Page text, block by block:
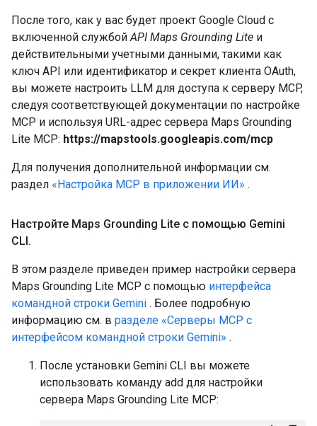
После того, как у вас будет проект Google Cloud с
включенной службойAPI Maps Grounding Lite и
действительными учетными данными, такими как
ключ API или идентификатор и секрет клиента OAuth,
вы можете настроить LLM для доступа к серверу MCP,
следуя соответствующей документации по настройке
MCP и используя URL-адрес сервера Maps Grounding
Lite MCP: https://mapstools.googleapis.com/mcp
Для получения дополнительной информации см.
раздел «Настройка MCP в приложении ИИ» .
Настройте Maps Grounding Lite с помощью Gemini
CLI.
В этом разделе приведен пример настройки сервера
Maps Grounding Lite MCP с помощью интерфейса
командной строки Gemini . Более подробную
информацию см. в разделе «Серверы MCP с
интерфейсом командной строки Gemini» .
После установки Gemini CLI вы можете
использовать команду add для настройки
сервера Maps Grounding Lite MCP: